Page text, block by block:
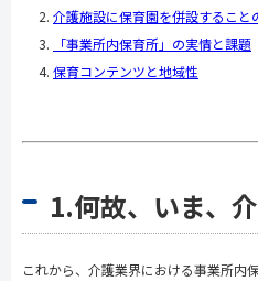
介護施設に保育園を併設すること
「事業所内保育所」の実情と課題
保育コンテンツと地域性
1.何故、いま、
これから、介護業界における事業所内